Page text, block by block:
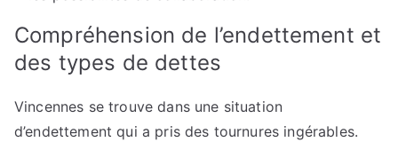
Compréhension de l’endettement et
des types de dettes
Vincennes se trouve dans une situation
d’endettement qui a pris des tournures ingérables.